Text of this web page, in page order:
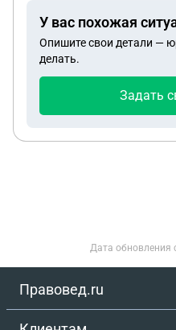
У вас похожая
Опишите свои детали —
делать.
Задать
Дата обновления
Правовед.ru